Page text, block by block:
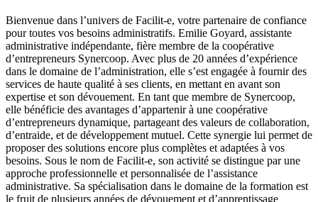
Bienvenue dans l’univers de Facilit-e, votre partenaire de confiance
pour toutes vos besoins administratifs. Emilie Goyard, assistante
administrative indépendante, fière membre de la coopérative
d’entrepreneurs Synercoop. Avec plus de 20 années d’expérience
dans le domaine de l’administration, elle s’est engagée à fournir des
services de haute qualité à ses clients, en mettant en avant son
expertise et son dévouement. En tant que membre de Synercoop,
elle bénéficie des avantages d’appartenir à une coopérative
d’entrepreneurs dynamique, partageant des valeurs de collaboration,
d’entraide, et de développement mutuel. Cette synergie lui permet de
proposer des solutions encore plus complètes et adaptées à vos
besoins. Sous le nom de Facilit-e, son activité se distingue par une
approche professionnelle et personnalisée de l’assistance
administrative. Sa spécialisation dans le domaine de la formation est
le fruit de plusieurs années de dévouement et d’apprentissage